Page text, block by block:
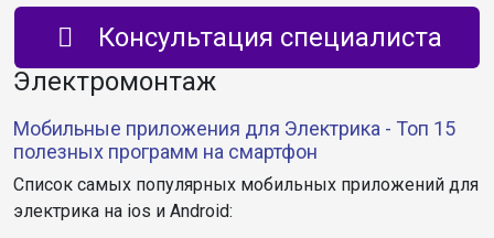
Консультация специалиста
Электромонтаж
Мобильные приложения для Электрика - Топ 15
полезных программ на смартфон
Список самых популярных мобильных приложений для
электрика на ios и Android: